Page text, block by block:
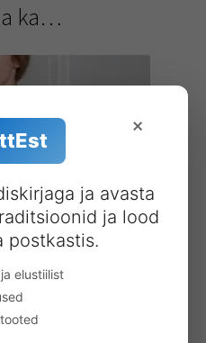
ka…
×
ja avasta
ja lood
postkastis.
elustiilist